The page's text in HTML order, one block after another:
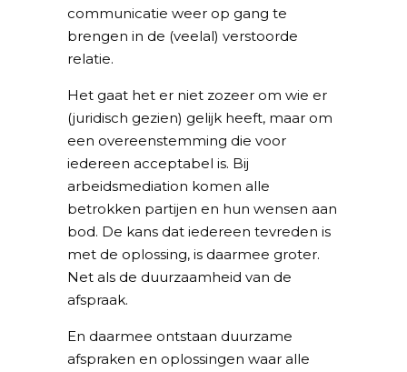
communicatie weer op gang te
brengen in de (veelal) verstoorde
relatie.
Het gaat het er niet zozeer om wie er
(juridisch gezien) gelijk heeft, maar om
een overeenstemming die voor
iedereen acceptabel is. Bij
arbeidsmediation komen alle
betrokken partijen en hun wensen aan
bod. De kans dat iedereen tevreden is
met de oplossing, is daarmee groter.
Net als de duurzaamheid van de
afspraak.
En daarmee ontstaan duurzame
afspraken en oplossingen waar alle